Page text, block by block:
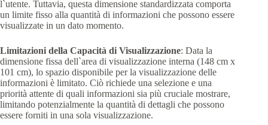
l`utente. Tuttavia, questa dimensione standardizzata comporta
un limite fisso alla quantità di informazioni che possono essere
visualizzate in un dato momento.
Limitazioni della Capacità di Visualizzazione: Data la
dimensione fissa dell`area di visualizzazione interna (148 cm x
101 cm), lo spazio disponibile per la visualizzazione delle
informazioni è limitato. Ciò richiede una selezione e una
priorità attente di quali informazioni sia più cruciale mostrare,
limitando potenzialmente la quantità di dettagli che possono
essere forniti in una sola visualizzazione.